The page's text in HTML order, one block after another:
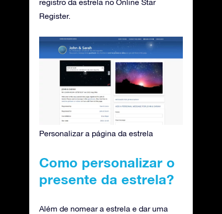
registro da estrela no Online Star
Register.
Personalizar a página da estrela
Como personalizar o
presente da estrela?
Além de nomear a estrela e dar uma